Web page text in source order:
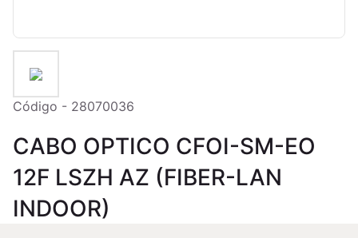
Código - 28070036
CABO OPTICO CFOI-SM-EO
12F LSZH AZ (FIBER-LAN
INDOOR)